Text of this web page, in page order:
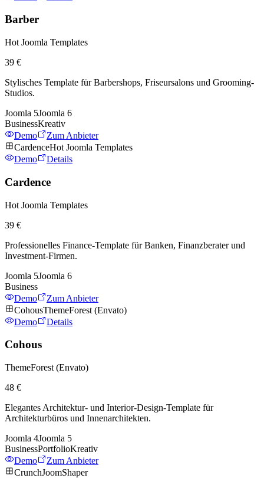
Barber
Hot Joomla Templates
39 €
Stylisches Template für Barbershops, Friseursalons und Grooming-
Studios.
Joomla 5Joomla 6
BusinessKreativ
Demo
Zum Anbieter
CardenceHot Joomla Templates
Demo
Details
Cardence
Hot Joomla Templates
39 €
Professionelles Finance-Template für Banken, Finanzberater und
Investment-Firmen.
Joomla 5Joomla 6
Business
Demo
Zum Anbieter
CohousThemeForest (Envato)
Demo
Details
Cohous
ThemeForest (Envato)
48 €
Elegantes Architektur- und Interior-Design-Template für
Architekturbüros und Innenarchitekten.
Joomla 4Joomla 5
BusinessPortfolioKreativ
Demo
Zum Anbieter
CrunchJoomShaper